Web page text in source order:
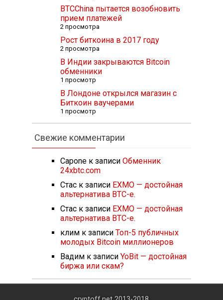
BTCChina пытается возобновить
прием платежей
2 просмотра
Рост биткоина в 2017 году
2 просмотра
В Индии закрываются Bitcoin
обменники
1 просмотр
В Лондоне открылся магазин с
Биткоин ваучерами
1 просмотр
Свежие комментарии
Caponeк записи Обменник
24xbtc.com
Стаск записи EXMO — достойная
альтернатива BTC-e.
Стаск записи EXMO — достойная
альтернатива BTC-e.
климк записи Топ-5 публичных
молодых Bitcoin миллионеров
Вадимк записи YoBit — достойная
биржа или скам?